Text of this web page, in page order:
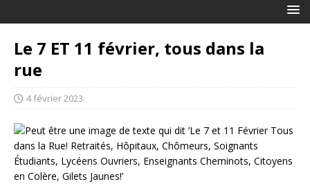
Le 7 ET 11 février, tous dans la
rue
4 février 2023